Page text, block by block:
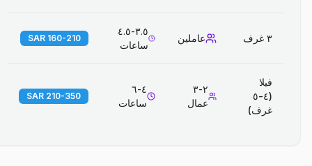
٣ غرف عاملين
٣.٥-٤.٥
ساعات
160-210 SAR
فيلا
(٤-٥
غرف)
٢-٣
عمال
٤-٦
ساعات
210-350 SAR